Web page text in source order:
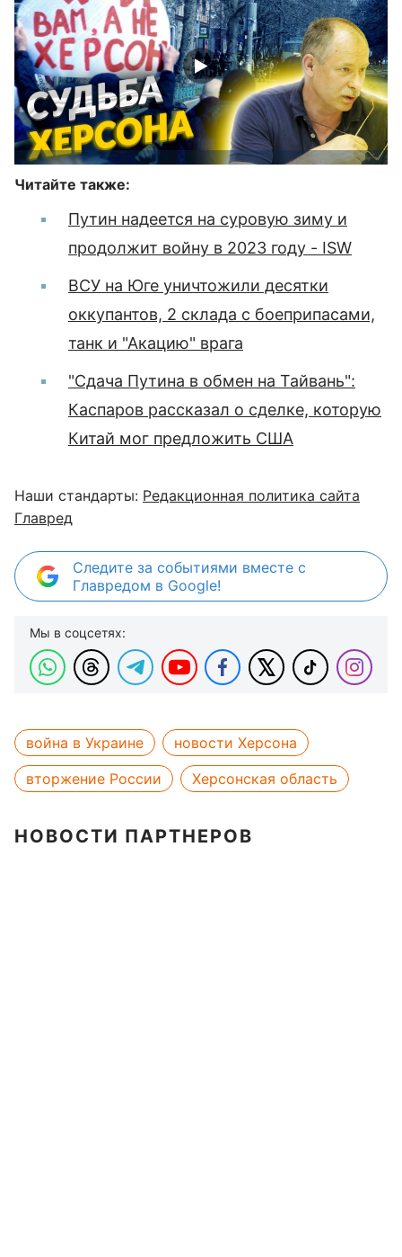
Читайте также:
Путин надеется на суровую зиму и
продолжит войну в 2023 году - ISW
ВСУ на Юге уничтожили десятки
оккупантов, 2 склада с боеприпасами,
танк и "Акацию" врага
"Сдача Путина в обмен на Тайвань":
Каспаров рассказал о сделке, которую
Китай мог предложить США
Наши стандарты: Редакционная политика сайта
Главред
Следите за событиями вместе с
Главредом в Google!
Мы в соцсетях:
война в Украине
новости Херсона
вторжение России
Херсонская область
НОВОСТИ ПАРТНЕРОВ